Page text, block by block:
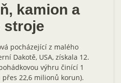
kamion a
stroje
pocházející z malého
Dakotě, USA, získala 12.
výhru činící 1
22,6 milionů korun).